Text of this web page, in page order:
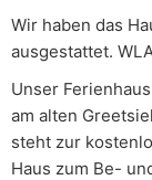
Wir haben das
ausgestattet.
Unser
am alten
steht zur
Haus zum Be-